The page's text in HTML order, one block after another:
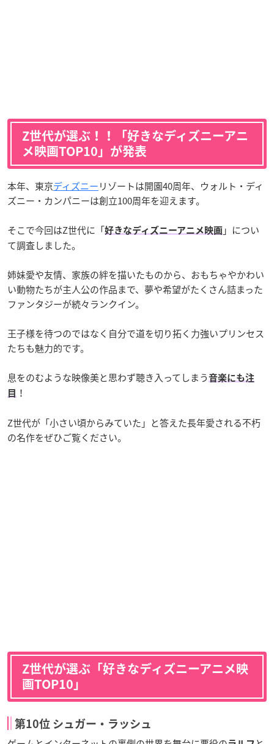
Z世代が選ぶ！！「好きなディズニーアニ
メ映画TOP10」が発表
本年、東京ディズニーリゾートは開園40周年、ウォルト・ディ
ズニー・カンパニーは創立100周年を迎えます。
そこで今回はZ世代に「好きなディズニーアニメ映画 」につい
て調査しました。
姉妹愛や友情、家族の絆を描いたものから、おもちゃやかわい
い動物たちが主人公の作品まで、夢や希望がたくさん詰まった
ファンタジーが続々ランクイン。
王子様を待つのではなく自分で道を切り拓く力強いプリンセス
たちも魅力的です。
息をのむような映像美と思わず聴き入ってしまう 音楽にも注
目
！
Z世代が「小さい頃からみていた」と答えた長年愛される不朽
の名作をぜひご覧ください。
Z世代が選ぶ「好きなディズニーアニメ映
画TOP10」
第10位 シュガー・ラッシュ